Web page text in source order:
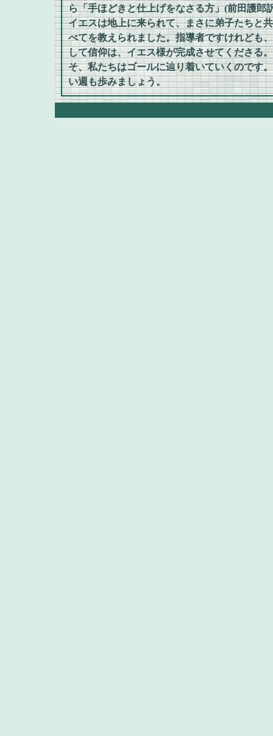
ら「手ほどきと仕上げをなさる方」(前田護郎
イエスは地上に来られて、まさに弟子たちと
べてを教えられました。指導者ですけれども
して信仰は、イエス様が完成させてくださる
そ、私たちはゴールに辿り着いていくのです
い週も歩みましょう。